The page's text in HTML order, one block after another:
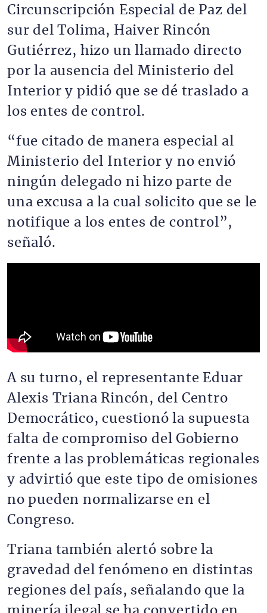
Circunscripción Especial de Paz del
sur del Tolima, Haiver Rincón
Gutiérrez, hizo un llamado directo
por la ausencia del Ministerio del
Interior y pidió que se dé traslado a
los entes de control.
“fue citado de manera especial al
Ministerio del Interior y no envió
ningún delegado ni hizo parte de
una excusa a la cual solicito que se le
notifique a los entes de control”,
señaló.
A su turno, el representante Eduar
Alexis Triana Rincón, del Centro
Democrático, cuestionó la supuesta
falta de compromiso del Gobierno
frente a las problemáticas regionales
y advirtió que este tipo de omisiones
no pueden normalizarse en el
Congreso.
Triana también alertó sobre la
gravedad del fenómeno en distintas
regiones del país, señalando que la